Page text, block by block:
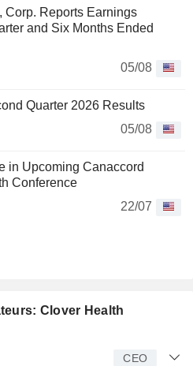
Corp. Reports Earnings
and Six Months Ended
05/08
Quarter 2026 Results
05/08
in Upcoming Canaccord
Conference
22/07
Clover Health
CEO